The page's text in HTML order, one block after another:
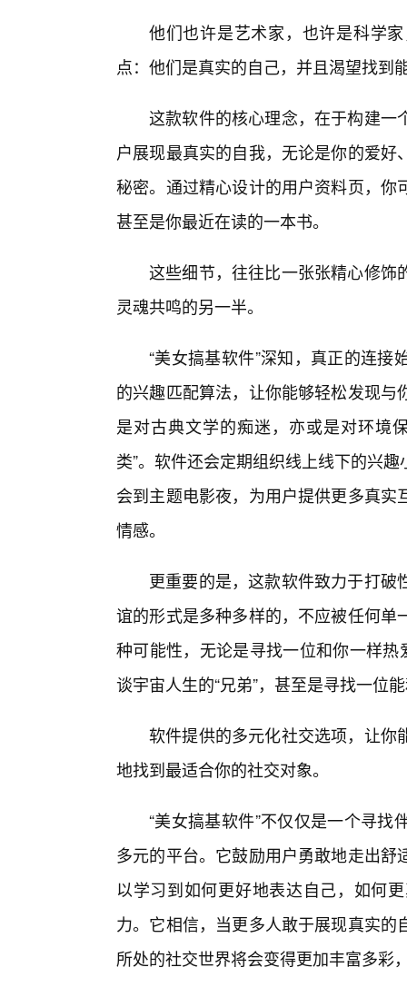
他们也许是艺术家，也许是科学
点：他们是真实的自己，并且渴望找到
这款软件的核心理念，在于构建一
户展现最真实的自我，无论是你的爱
秘密。通过精心设计的用户资料页，
甚至是你最近在读的一本书。
这些细节，往往比一张张精心修饰
灵魂共鸣的另一半。
“美女搞基软件”深知，真正的连
的兴趣匹配算法，让你能够轻松发现
是对古典文学的痴迷，亦或是对环境
类”。软件还会定期组织线上线下的兴
会到主题电影夜，为用户提供更多真
情感。
更重要的是，这款软件致力于打
谊的形式是多种多样的，不应被任何
种可能性，无论是寻找一位和你一样
谈宇宙人生的“兄弟”，甚至是寻找一位
软件提供的多元化社交选项，让你
地找到最适合你的社交对象。
“美女搞基软件”不仅仅是一个寻
多元的平台。它鼓励用户勇敢地走出
以学习到如何更好地表达自己，如何
力。它相信，当更多人敢于展现真实
所处的社交世界将会变得更加丰富多彩